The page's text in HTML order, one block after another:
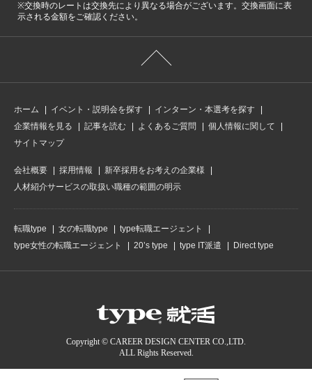
※交換時のレートは交換先により異なる場合がございます。交換画面に表
示される金額をご確認ください。
ホーム イベント・説明会を探す
インターン・本選考を探す
企業情報を見る
記事を読む よくあるご質問
個人情報に関して
サイトマップ
会社概要 採用情報
新卒採用をお考えの企業様
人材紹介サービスの取扱い職種の範囲の明示
転職type 女の転職type
type転職エージェント
type女性の転職エージェント
20’s type type IT派遣 Direct type
Copyright © CAREER DESIGN CENTER CO.,LTD.
ALL Rights Reserved.